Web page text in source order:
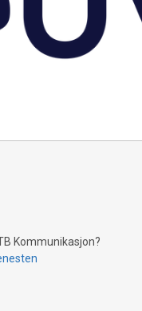
Kommunikasjon?